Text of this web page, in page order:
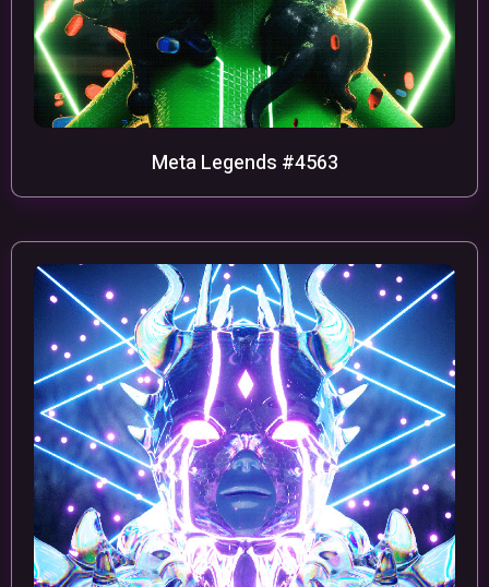
Meta Legends #4563